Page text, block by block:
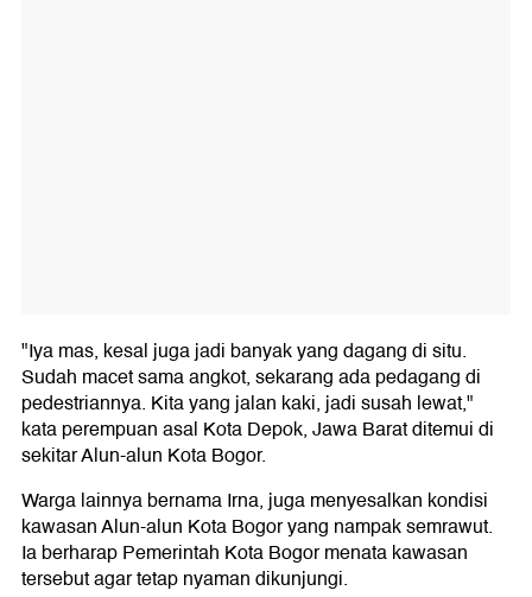
"Iya mas, kesal juga jadi banyak yang dagang di situ.
Sudah macet sama angkot, sekarang ada pedagang di
pedestriannya. Kita yang jalan kaki, jadi susah lewat,"
kata perempuan asal Kota Depok, Jawa Barat ditemui di
sekitar Alun-alun Kota Bogor.
Warga lainnya bernama Irna, juga menyesalkan kondisi
kawasan Alun-alun Kota Bogor yang nampak semrawut.
Ia berharap Pemerintah Kota Bogor menata kawasan
tersebut agar tetap nyaman dikunjungi.